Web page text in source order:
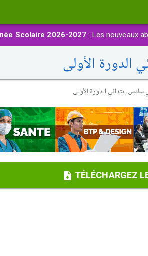
Scolaire 2026-2027 : Les nouveaux
TÉLÉCHARGEZ